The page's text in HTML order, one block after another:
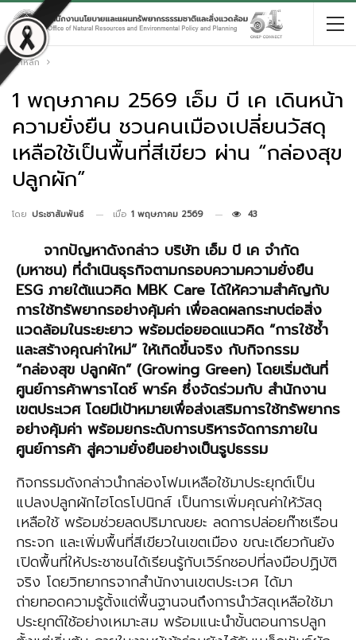
หน้าหลัก
1 พฤษภาคม 2569 เอ็ม บี เค เดินหน้า
ความยั่งยืน ชวนคนเมืองเปลี่ยนวัสดุ
เหลือใช้เป็นพื้นที่สีเขียว ผ่าน “กล่องสุข
ปลูกผัก”
โดย ประชาสัมพันธ์ เมื่อ 1 พฤษภาคม 2569 43
จากปัญหาดังกล่าว บริษัท เอ็ม บี เค จำกัด
(มหาชน) ที่ดำเนินธุรกิจตามกรอบความความยั่งยืน
ESG ภายใต้แนวคิด MBK Care ได้ให้ความสำคัญกับ
การใช้ทรัพยากรอย่างคุ้มค่า เพื่อลดผลกระทบต่อสิ่ง
แวดล้อมในระยะยาว พร้อมต่อยอดแนวคิด “การใช้ซ้ำ
และสร้างคุณค่าใหม่” ให้เกิดขึ้นจริง กับกิจกรรม
“กล่องสุข ปลูกผัก” (Growing Green) โดยเริ่มต้นที่
ศูนย์การค้าพาราไดซ์พาร์ค ซึ่งจัดร่วมกับ สำนักงาน
เขตประเวศ โดยมีเป้าหมายเพื่อส่งเสริมการใช้ทรัพยากร
อย่างคุ้มค่า พร้อมยกระดับการบริหารจัดการภายใน
ศูนย์การค้า สู่ความยั่งยืนอย่างเป็นรูปธรรม
กิจกรรมดังกล่าวนำกล่องโฟมเหลือใช้มาประยุกต์เป็น
แปลงปลูกผักไฮโดรโปนิกส์ เป็นการเพิ่มคุณค่าให้วัสดุ
เหลือใช้ พร้อมช่วยลดปริมาณขยะ ลดการปล่อยก๊าซเรือน
กระจก และเพิ่มพื้นที่สีเขียวในเขตเมือง ขณะเดียวกันยัง
เปิดพื้นที่ให้ประชาชนได้เรียนรู้กับเวิร์กชอปที่ลงมือปฏิบัติ
จริง โดยวิทยากรจากสำนักงานเขตประเวศ ได้มา
ถ่ายทอดความรู้ตั้งแต่พื้นฐานจนถึงการนำวัสดุเหลือใช้มา
ประยุกต์ใช้อย่างเหมาะสม พร้อมแนะนำขั้นตอนการปลูก